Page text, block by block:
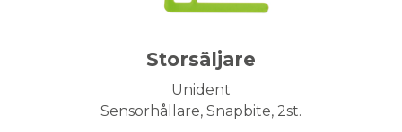
Storsäljare
Unident
Sensorhållare, Snapbite, 2st.